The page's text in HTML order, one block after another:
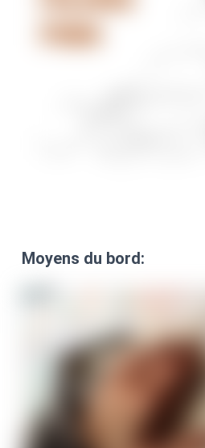
Moyens du bord: